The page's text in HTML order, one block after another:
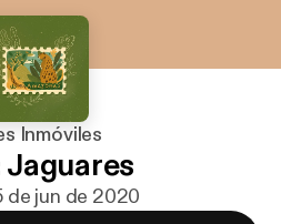
Inmóviles
Jaguares
de jun de 2020